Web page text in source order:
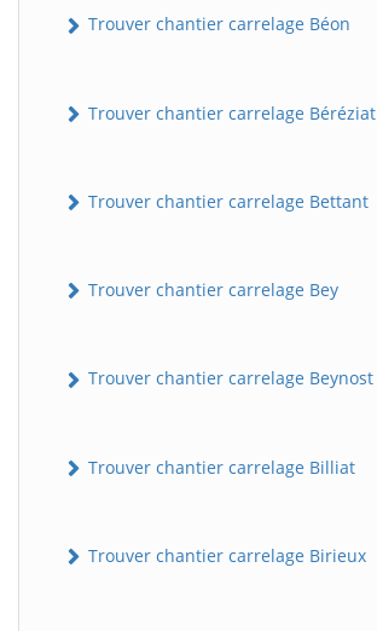
Trouver chantier carrelage Béon
Trouver chantier carrelage Béréziat
Trouver chantier carrelage Bettant
Trouver chantier carrelage Bey
Trouver chantier carrelage Beynost
Trouver chantier carrelage Billiat
Trouver chantier carrelage Birieux